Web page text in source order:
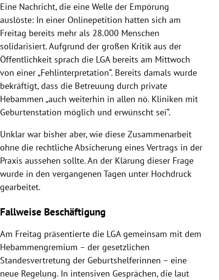
Eine Nachricht, die eine Welle der Empörung
auslöste: In einer Onlinepetition hatten sich am
Freitag bereits mehr als 28.000 Menschen
solidarisiert. Aufgrund der großen Kritik aus der
Öffentlichkeit sprach die LGA bereits am Mittwoch
von einer „Fehlinterpretation“. Bereits damals wurde
bekräftigt, dass die Betreuung durch private
Hebammen „auch weiterhin in allen nö. Kliniken mit
Geburtenstation möglich und erwünscht sei“.
Unklar war bisher aber, wie diese Zusammenarbeit
ohne die rechtliche Absicherung eines Vertrags in der
Praxis aussehen sollte. An der Klärung dieser Frage
wurde in den vergangenen Tagen unter Hochdruck
gearbeitet.
Fallweise Beschäftigung
Am Freitag präsentierte die LGA gemeinsam mit dem
Hebammengremium – der gesetzlichen
Standesvertretung der Geburtshelferinnen – eine
neue Regelung. In intensiven Gesprächen, die laut